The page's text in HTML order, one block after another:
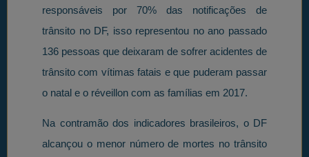
responsáveis por 70% das notificações de
trânsito no DF, isso representou no ano passado
136 pessoas que deixaram de sofrer acidentes de
trânsito com vítimas fatais e que puderam passar
o natal e o réveillon com as famílias em 2017.
Na contramão dos indicadores brasileiros, o DF
alcançou o menor número de mortes no trânsito